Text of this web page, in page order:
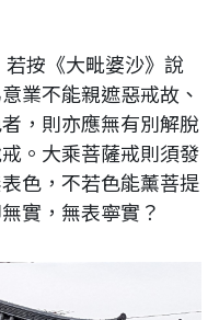
按《大毗婆沙》說
業不能親遮惡戒故、
，則亦應無有別解脫
。大乘菩薩戒則須發
色，不若色能薰菩提
實，無表寧實？